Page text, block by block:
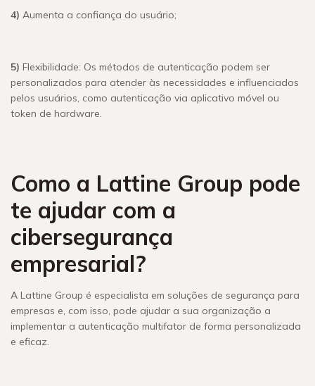
4) Aumenta a confiança do usuário;
5) Flexibilidade: Os métodos de autenticação podem ser
personalizados para atender às necessidades e influenciados
pelos usuários, como autenticação via aplicativo móvel ou
token de hardware.
Como a Lattine Group pode
te ajudar com a
cibersegurança
empresarial?
A Lattine Group é especialista em soluções de segurança para
empresas e, com isso, pode ajudar a sua organização a
implementar a autenticação multifator de forma personalizada
e eficaz.